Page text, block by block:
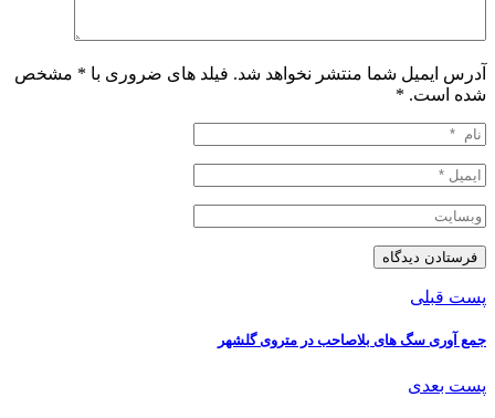
آدرس ایمیل شما منتشر نخواهد شد. فیلد های ضروری با * مشخص
شده است. *
پست قبلی
جمع آوری سگ های بلاصاحب در متروی گلشهر
پست بعدی